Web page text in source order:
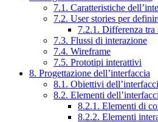
7.1. Caratteristiche
7.2. User stories per
7.2.1. Differenza tra
7.3. Flussi di interazione
7.4. Wireframe
7.5. Prototipi interattivi
8. Progettazione dell’interfaccia
8.1. Obiettivi
8.2. Elementi
8.2.1. Elementi di
8.2.2. Elementi